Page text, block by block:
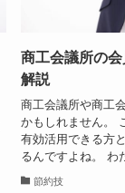
商工会議所の
解説
商工会議所や商工
かもしれません。
有効活用できる方
るんですよね。 わ
節約技